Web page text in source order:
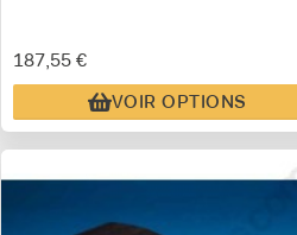
187,55 €
VOIR OPTIONS